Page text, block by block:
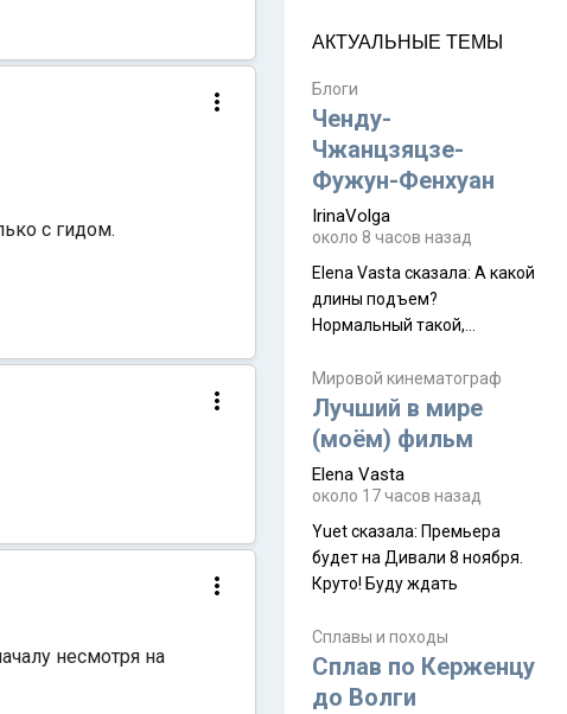
с гидом.
несмотря на
АКТУАЛЬНЫЕ ТЕМЫ
Блоги
Ченду-
Чжанцзяцзе-
Фужун-Фенхуан
IrinaVolga
около 8 часов назад
Elena Vasta сказалa: А какой
длины подъем?
Нормальный такой,
Vasta сказалa: Горы
Аватара? Да
Мировой кинематограф
Лучший в мире
(моём) фильм
Elena Vasta
около 17 часов назад
Yuet сказалa: Премьера
будет на Дивали 8 ноября.
Круто! Буду ждать
Сплавы и походы
Сплав по Керженцу
до Волги